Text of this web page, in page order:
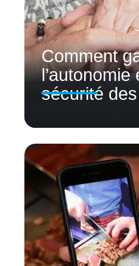
Comment
l’autonomie
sécurité